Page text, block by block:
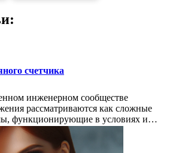
счетчика
инженерном сообществе
рассматриваются как сложные
функционирующие в условиях и…